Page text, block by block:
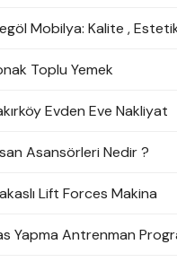
Mobilya: Kalite ,
Toplu Yemek
Evden Eve Nakliyat
Asansörleri Nedir ?
Lift Forces Makina
Yapma Antrenman